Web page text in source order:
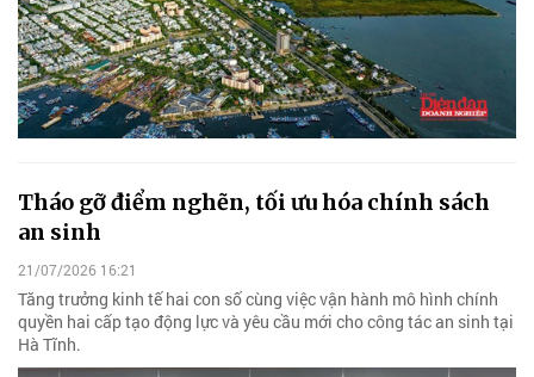
Tháo gỡ điểm nghẽn, tối ưu hóa chính sách
an sinh
21/07/2026 16:21
Tăng trưởng kinh tế hai con số cùng việc vận hành mô hình chính
quyền hai cấp tạo động lực và yêu cầu mới cho công tác an sinh tại
Hà Tĩnh.